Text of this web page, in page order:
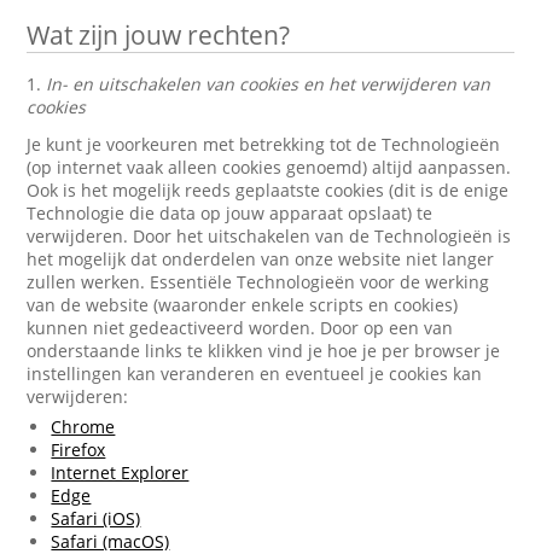
Wat zijn jouw rechten?
1. In- en uitschakelen van cookies en het verwijderen van
cookies
Je kunt je voorkeuren met betrekking tot de Technologieën
(op internet vaak alleen cookies genoemd) altijd aanpassen.
Ook is het mogelijk reeds geplaatste cookies (dit is de enige
Technologie die data op jouw apparaat opslaat) te
verwijderen. Door het uitschakelen van de Technologieën is
het mogelijk dat onderdelen van onze website niet langer
zullen werken. Essentiële Technologieën voor de werking
van de website (waaronder enkele scripts en cookies)
kunnen niet gedeactiveerd worden. Door op een van
onderstaande links te klikken vind je hoe je per browser je
instellingen kan veranderen en eventueel je cookies kan
verwijderen:
Chrome
Firefox
Internet Explorer
Edge
Safari (iOS)
Safari (macOS)